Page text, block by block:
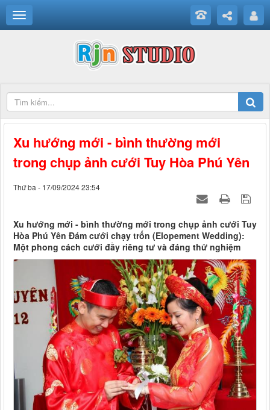
Xu hướng mới - bình thường mới
trong chụp ảnh cưới Tuy Hòa Phú Yên
Thứ ba - 17/09/2024 23:54
Xu hướng mới - bình thường mới trong chụp ảnh cưới Tuy
Hòa Phú Yên Đám cưới chạy trốn (Elopement Wedding):
Một phong cách cưới đầy riêng tư và đáng thử nghiệm